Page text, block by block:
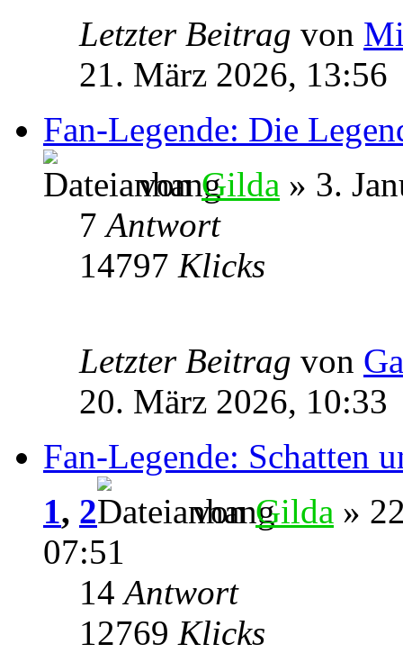
Letzter Beitrag von
21. März 2026, 13:56
Fan-Legende: Die
vonGilda » 3.
7Antwort
14797 Klicks
Letzter Beitrag von
20. März 2026, 10:33
Fan-Legende: Schatten
1, 2 vonGilda »
07:51
14Antwort
12769 Klicks